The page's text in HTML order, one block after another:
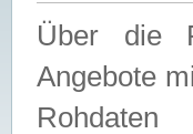
Über die
Angebote